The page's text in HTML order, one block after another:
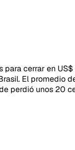
cerrar en
El promedio
perdió unos 20